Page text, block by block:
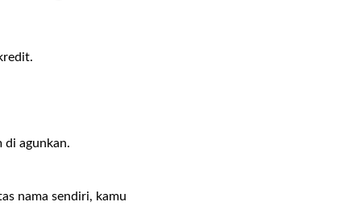
di agunkan.
nama sendiri, kamu